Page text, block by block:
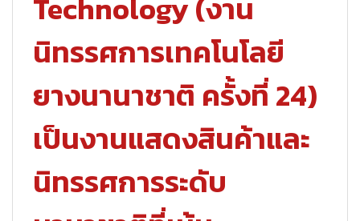
Technology (งาน
นิทรรศการเทคโนโลยี
ยางนานาชาติ ครั้งที่ 24)
เป็นงานแสดงสินค้าและ
นิทรรศการระดับ